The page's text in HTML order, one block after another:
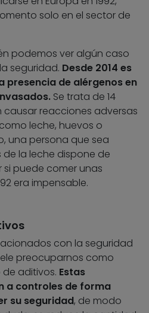
solo en el sector de
podemos ver algún caso
seguridad. Desde 2014 es
de alérgenos en
Se trata de 14
reacciones adversas
leche, huevos o
una persona que sea
la leche dispone de
puede comer unas
era impensable.
con la seguridad
preocuparnos como
de aditivos. Estas
a controles de forma
su seguridad, de modo